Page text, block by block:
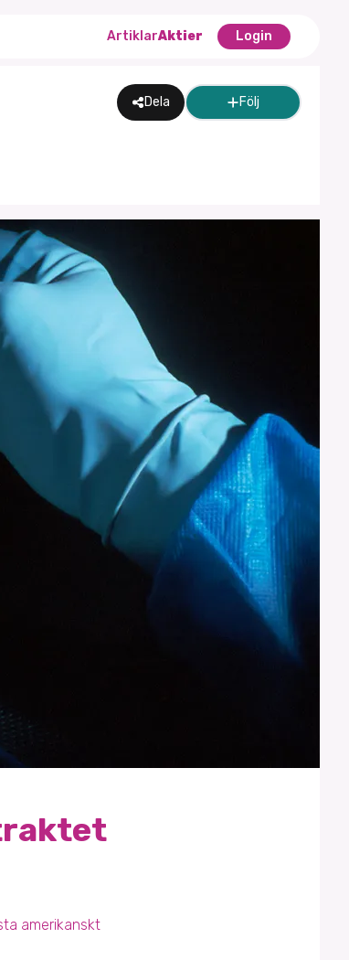
ArtiklarAktier Login
Dela Följ
amerikanskt